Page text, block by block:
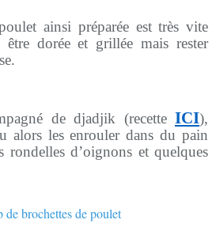
ainsi préparée est très vite
dorée et grillée mais rester
de djadjik (recette ICI),
alors les enrouler dans du pain
rondelles d’oignons et quelques